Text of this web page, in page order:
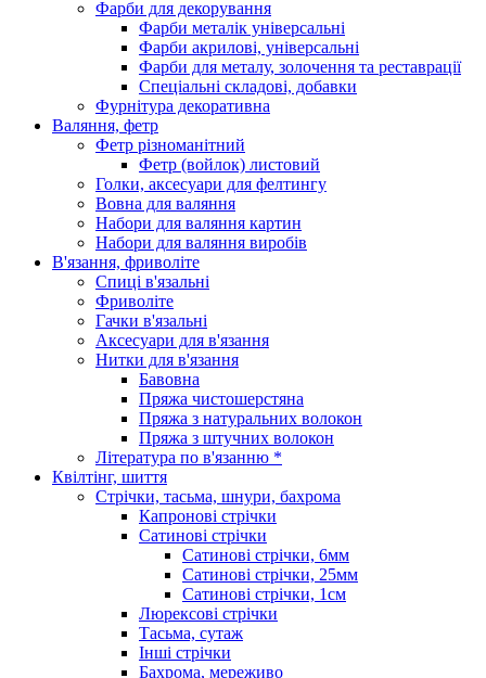
Фарби для декорування
Фарби металік універсальні
Фарби акрилові, універсальні
Фарби для металу, золочення та реставрації
Спеціальні складові, добавки
Фурнітура декоративна
Валяння, фетр
Фетр різноманітний
Фетр (войлок) листовий
Голки, аксесуари для фелтингу
Вовна для валяння
Набори для валяння картин
Набори для валяння виробів
В'язання, фриволіте
Спиці в'язальні
Фриволіте
Гачки в'язальні
Аксесуари для в'язання
Нитки для в'язання
Бавовна
Пряжа чистошерстяна
Пряжа з натуральних волокон
Пряжа з штучних волокон
Література по в'язанню *
Квілтінг, шиття
Стрічки, тасьма, шнури, бахрома
Капронові стрічки
Сатинові стрічки
Сатинові стрічки, 6мм
Сатинові стрічки, 25мм
Сатинові стрічки, 1см
Люрексові стрічки
Тасьма, сутаж
Інші стрічки
Бахрома, мереживо